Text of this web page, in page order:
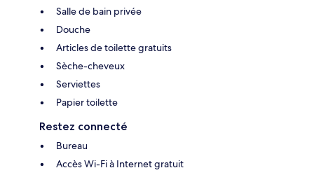
Salle de bain privée
Douche
Articles de toilette gratuits
Sèche-cheveux
Serviettes
Papier toilette
Restez connecté
Bureau
Accès Wi-Fi à Internet gratuit